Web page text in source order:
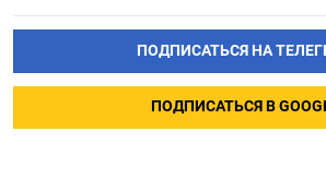
ПОДПИСАТЬСЯ НА
ПОДПИСАТЬСЯ В